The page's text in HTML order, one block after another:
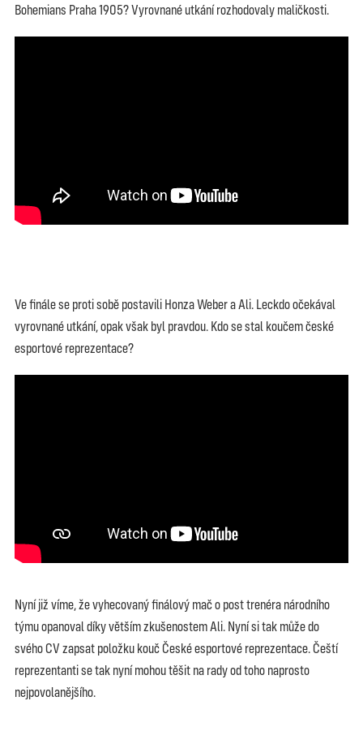
Bohemians Praha 1905? Vyrovnané utkání rozhodovaly maličkosti.
Ve finále se proti sobě postavili Honza Weber a Ali. Leckdo očekával
vyrovnané utkání, opak však byl pravdou. Kdo se stal koučem české
esportové reprezentace?
Nyní již víme, že vyhecovaný finálový mač o post trenéra národního
týmu opanoval díky větším zkušenostem Ali. Nyní si tak může do
svého CV zapsat položku kouč České esportové reprezentace. Čeští
reprezentanti se tak nyní mohou těšit na rady od toho naprosto
nejpovolanějšího.